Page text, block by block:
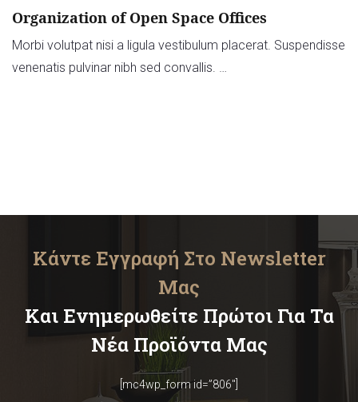
Organization of Open Space Offices
Morbi volutpat nisi a ligula vestibulum placerat. Suspendisse
venenatis pulvinar nibh sed convallis. …
Κάντε Εγγραφή Στο Newsletter
Μας
Και Ενημερωθείτε Πρώτοι Για Τα
Νέα Προϊόντα Μας
[mc4wp_form id=”806″]